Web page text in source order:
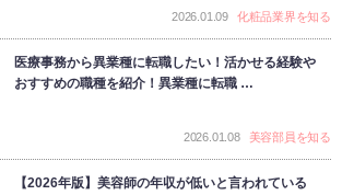
2026.01.09 化粧品業界を知る
医療事務から異業種に転職したい！活かせる経験や
おすすめの職種を紹介！異業種に転職 …
2026.01.08 美容部員を知る
【2026年版】美容師の年収が低いと言われている